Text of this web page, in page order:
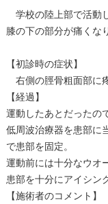
学校の陸上部で活動
膝の下の部分が痛くな
【初診時の症状】
右側の脛骨粗面部に
【経過】
運動したあとだったの
低周波治療器を患部に
で患部を固定。
運動前には十分なウオ
患部を十分にアイシン
【施術者のコメント】